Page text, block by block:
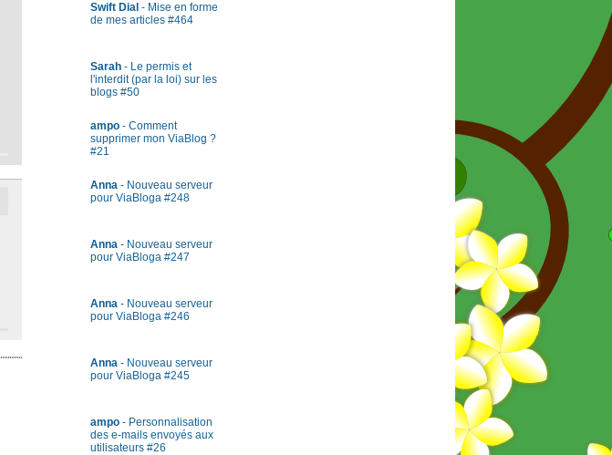
Swift Dial - Mise en forme
de mes articles #464
Sarah - Le permis et
l'interdit (par la loi) sur les
blogs #50
ampo - Comment
supprimer mon ViaBlog ?
#21
Anna - Nouveau serveur
pour ViaBloga #248
Anna - Nouveau serveur
pour ViaBloga #247
Anna - Nouveau serveur
pour ViaBloga #246
Anna - Nouveau serveur
pour ViaBloga #245
ampo - Personnalisation
des e-mails envoyés aux
utilisateurs #26